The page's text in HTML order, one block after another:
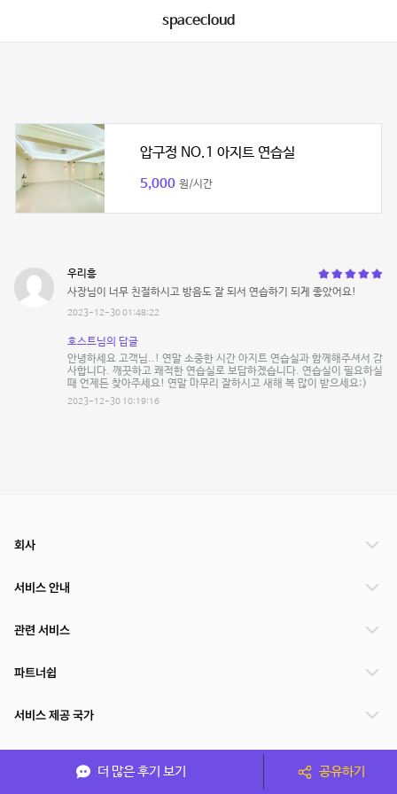
spacecloud
압구정 NO.1 아지트 연습실
5,000 원/시간
우리흥
사장님이 너무 친절하시고 방음도 잘 되서 연습하기 되게 좋았어요!
2023-12-30 01:48:22
호스트님의 답글
안녕하세요 고객님..! 연말 소중한 시간 아지트 연습실과 함께해주셔서 감
사합니다. 깨끗하고 쾌적한 연습실로 보답하겠습니다. 연습실이 필요하실
때 언제든 찾아주세요! 연말 마무리 잘하시고 새해 복 많이 받으세요:)
2023-12-30 10:19:16
더 많은 후기 보기 공유하기
회사
서비스 안내
관련 서비스
파트너쉽
서비스 제공 국가
(주)NSPACE 사업자정보